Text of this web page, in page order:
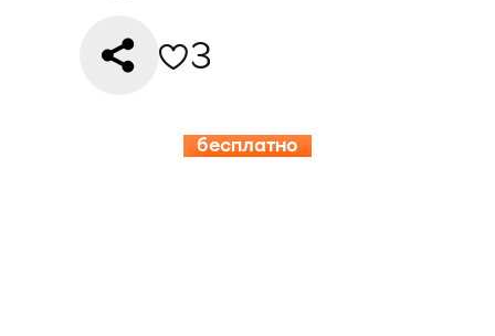
3
бесплатно